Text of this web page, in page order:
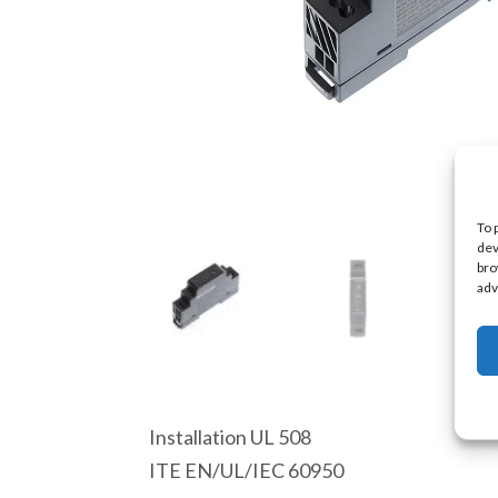
To
Installation UL 508
ITE EN/UL/IEC 60950